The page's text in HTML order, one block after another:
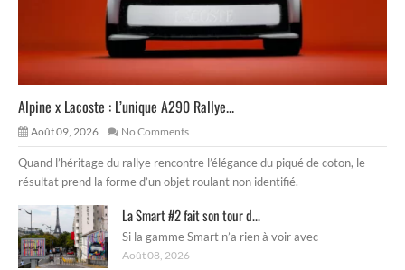
Alpine x Lacoste : L’unique A290 Rallye...
Août 09, 2026 No Comments
Quand l’héritage du rallye rencontre l’élégance du piqué de coton, le
résultat prend la forme d’un objet roulant non identifié.
La Smart #2 fait son tour d...
Si la gamme Smart n’a rien à voir avec
Août 08, 2026